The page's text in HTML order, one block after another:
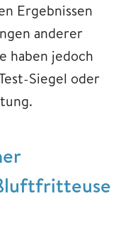
Ergebnissen
anderer
haben jedoch
Siegel oder